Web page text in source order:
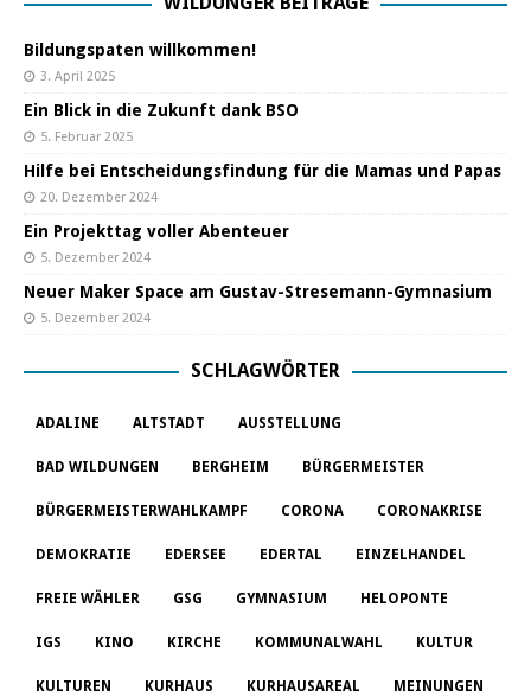
Bildungspaten willkommen!
3. April 2025
Ein Blick in die Zukunft dank BSO
5. Februar 2025
Hilfe bei Entscheidungsfindung für die Mamas und Papas
20. Dezember 2024
Ein Projekttag voller Abenteuer
5. Dezember 2024
Neuer Maker Space am Gustav-Stresemann-Gymnasium
5. Dezember 2024
SCHLAGWÖRTER
ADALINE ALTSTADT AUSSTELLUNG
BAD WILDUNGEN BERGHEIM BÜRGERMEISTER
BÜRGERMEISTERWAHLKAMPF CORONA CORONAKRISE
DEMOKRATIE EDERSEE EDERTAL EINZELHANDEL
FREIE WÄHLER GSG GYMNASIUM HELOPONTE
IGS KINO KIRCHE KOMMUNALWAHL KULTUR
KULTUREN KURHAUS KURHAUSAREAL MEINUNGEN